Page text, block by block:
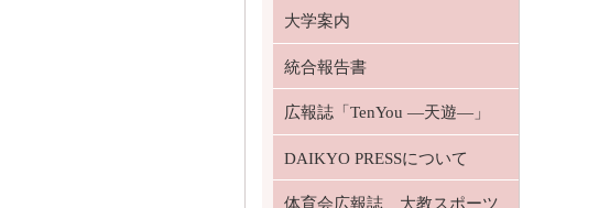
大学案内
統合報告書
広報誌「TenYou ―天遊―」
DAIKYO PRESSについて
体育会広報誌 大教スポーツ